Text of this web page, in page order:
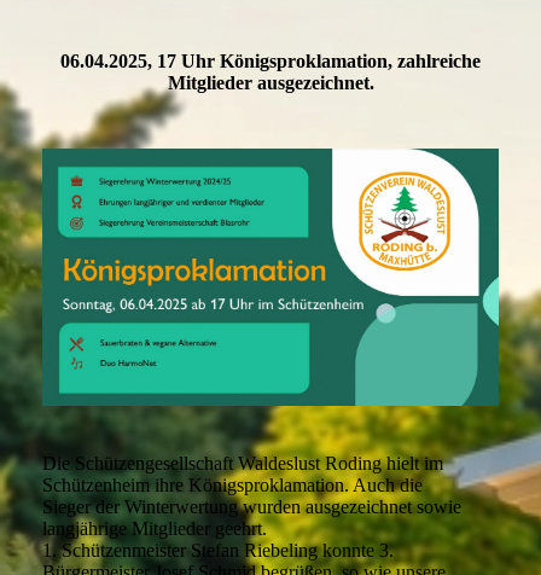
06.04.2025, 17 Uhr Königsproklamation, zahlreiche
Mitglieder ausgezeichnet.
Die Schützengesellschaft Waldeslust Roding hieltim
Schützenheim ihre Königsproklamation. Auch die
Siegerder Winterwertung wurdenausgezeichnet sowie
langjährige Mitglieder geehrt.
1. Schützenmeister Stefan Riebeling konnte 3.